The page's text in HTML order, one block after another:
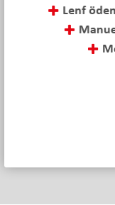
Lenf ödem
Manuel
Medikal
Menisküs
Multipl